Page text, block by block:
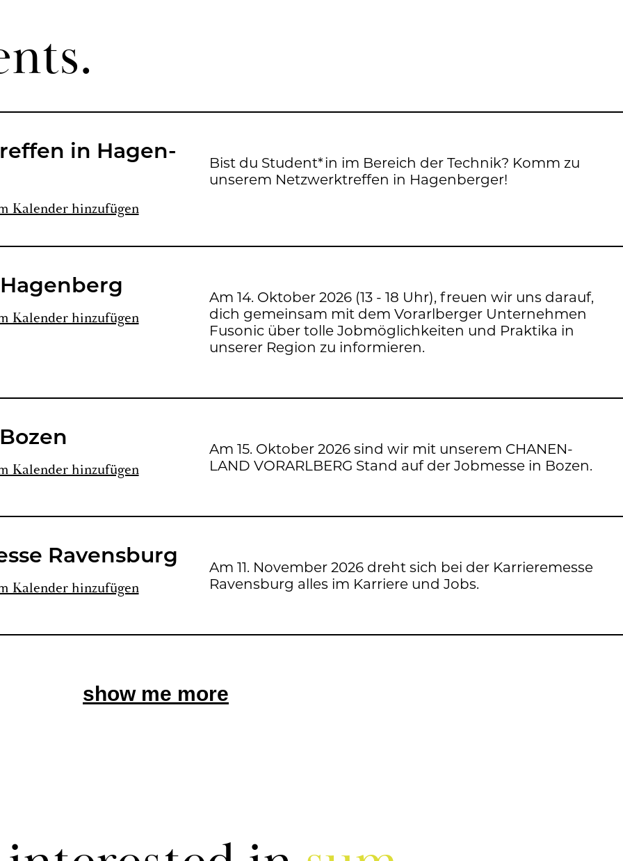
in Ha­gen­
Ka­len­der hin­zu­fü­gen
Bist du Stu­dent*in im Be­reich der Tech­nik? Komm zu
un­se­rem Netz­werk­tref­fen in Ha­gen­ber­ger!
Ka­len­der hin­zu­fü­gen
Am 14. Ok­to­ber 2026 (13 - 18 Uhr), freu­en wir uns dar­auf,
dich ge­mein­sam mit dem Vor­arl­ber­ger Un­ter­neh­men
Fu­so­nic über tolle Job­mög­lich­kei­ten und Prak­ti­ka in
un­se­rer Re­gi­on zu in­for­mie­ren.
Ka­len­der hin­zu­fü­gen
Am 15. Ok­to­ber 2026 sind wir mit un­se­rem CHA­NEN­
LAND VOR­ARL­BERG Stand auf der Job­mes­se in Bozen.
Ra­vens­burg
Ka­len­der hin­zu­fü­gen
Am 11. No­vem­ber 2026 dreht sich bei der Kar­rie­re­mes­se
Ra­vens­burg alles im Kar­rie­re und Jobs.
show me more